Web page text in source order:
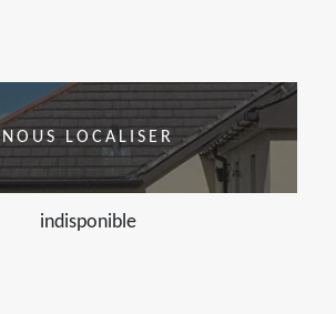
NOUS LOCALISER
indisponible